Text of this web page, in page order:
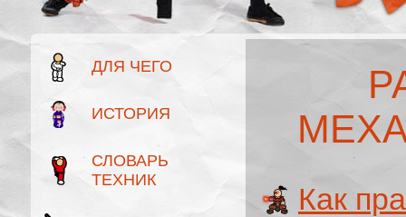
ДЛЯ ЧЕГО
ИСТОРИЯ
СЛОВАРЬ
ТЕХНИК
Как